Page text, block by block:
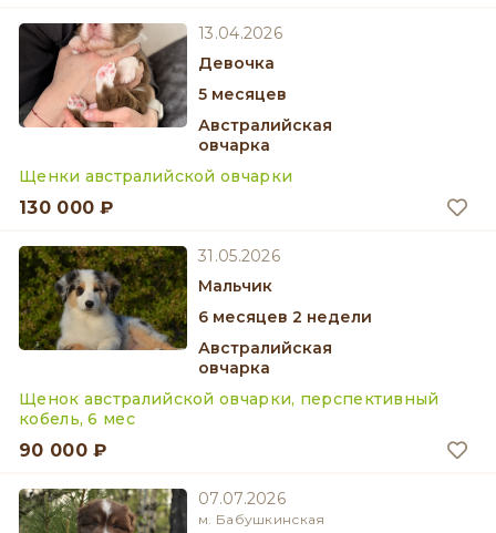
13.04.2026
девочка
5 месяцев
Австралийская
овчарка
Щенки австралийской овчарки
130 000 ₽
31.05.2026
мальчик
6 месяцев 2 недели
Австралийская
овчарка
Щенок австралийской овчарки, перспективный
кобель, 6 мес
90 000 ₽
07.07.2026
м. Бабушкинская